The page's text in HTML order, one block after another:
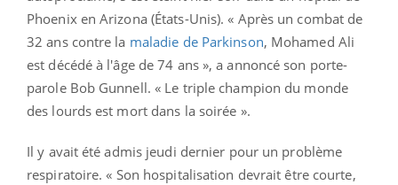
Phoenix en Arizona (États-Unis). « Après un combat de
32 ans contre la maladie de Parkinson, Mohamed Ali
est décédé à l'âge de 74 ans », a annoncé son porte-
parole Bob Gunnell. « Le triple champion du monde
des lourds est mort dans la soirée ».
Il y avait été admis jeudi dernier pour un problème
respiratoire. « Son hospitalisation devrait être courte,